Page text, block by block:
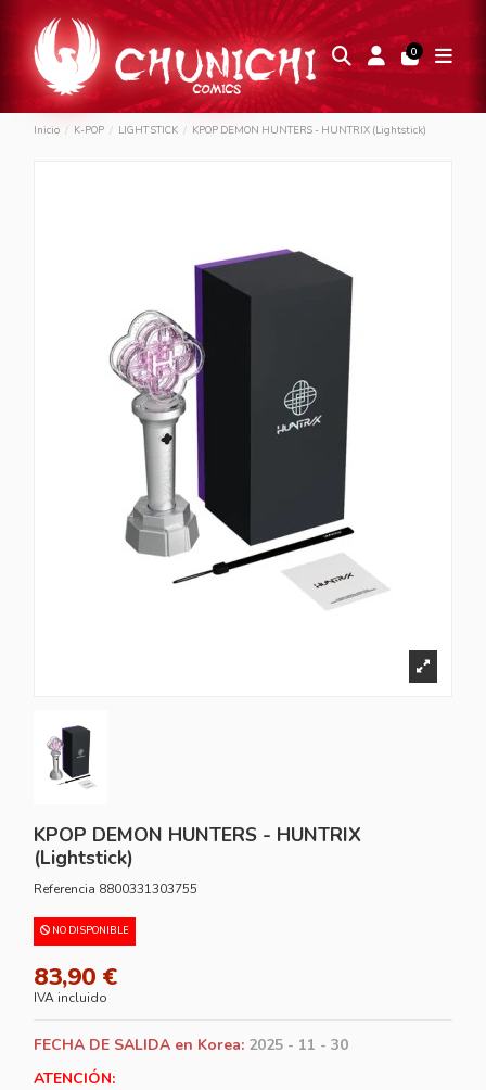
0
Inicio K-POP LIGHT STICK KPOP DEMON HUNTERS - HUNTRIX (Lightstick)
KPOP DEMON HUNTERS - HUNTRIX
(Lightstick)
Referencia 8800331303755
NO DISPONIBLE
83,90 €
IVA incluido
FECHA DE SALIDA en Korea: 2025 - 11 - 30
ATENCIÓN: